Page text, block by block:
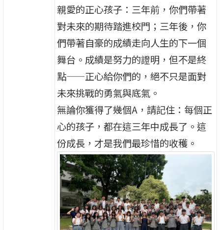
親愛的正心孩子：三年前，你們帶著
對未來的期待踏進校門；三年後，你
們帶著自豪的成績走向人生的下一個
舞台。成績是努力的證明，但不是終
點——正心給你們的，絕不只是面對
未來挑戰的勇氣與底氣。
無論你獲得了幾個A，請記住：每個正
心的孩子，都在這三年中成長了。這
份成長，才是我們最珍惜的收穫。